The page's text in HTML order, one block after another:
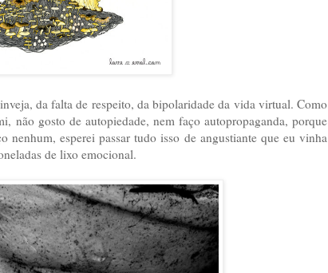
da falta de respeito, da bipolaridade da vida virtual. Como
não gosto de autopiedade, nem faço autopropaganda, porque
nenhum, esperei passar tudo isso de angustiante que eu vinha
de lixo emocional.